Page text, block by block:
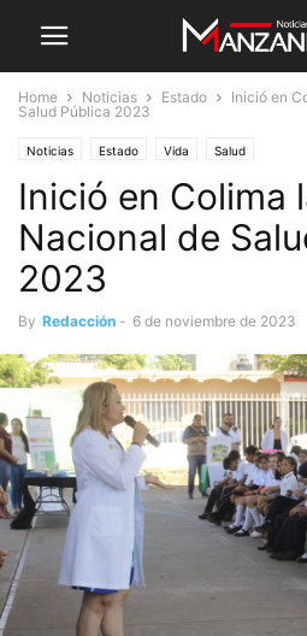
Home Noticias Estado
Inició en
Salud Pública 2023
Noticias Estado Vida Salud
Inició en Colima
Nacional de
2023
By Redacción - 6 de noviembre de 2023